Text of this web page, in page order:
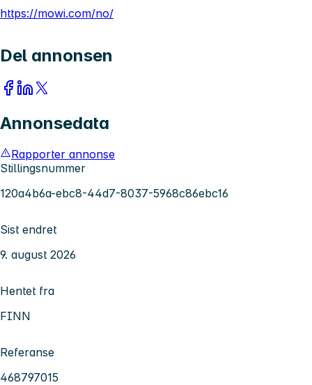
https://mowi.com/no/
Del annonsen
Annonsedata
Rapporter annonse
Stillingsnummer
120a4b6a-ebc8-44d7-8037-5968c86ebc16
Sist endret
9. august 2026
Hentet fra
FINN
Referanse
468797015